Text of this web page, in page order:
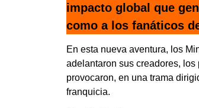
impacto global que
como a los fanáticos
En esta nueva aventura, los
adelantaron sus creadores,
provocaron, en una trama
franquicia.